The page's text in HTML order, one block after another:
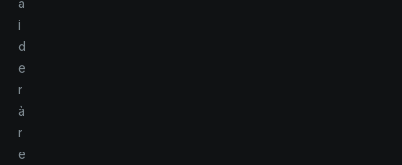
a
i
d
e
r
à
r
e